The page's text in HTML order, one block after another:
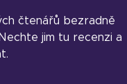
čtenářů bezradně
jim tu recenzi a